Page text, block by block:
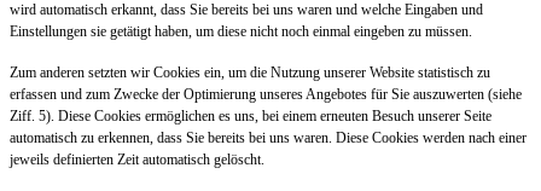
wird automatisch erkannt, dass Sie bereits bei uns waren und welche Eingaben und
Einstellungen sie getätigt haben, um diese nicht noch einmal eingeben zu müssen.
Zum anderen setzten wir Cookies ein, um die Nutzung unserer Website statistisch zu
erfassen und zum Zwecke der Optimierung unseres Angebotes für Sie auszuwerten (siehe
Ziff. 5). Diese Cookies ermöglichen es uns, bei einem erneuten Besuch unserer Seite
automatisch zu erkennen, dass Sie bereits bei uns waren. Diese Cookies werden nach einer
jeweils definierten Zeit automatisch gelöscht.